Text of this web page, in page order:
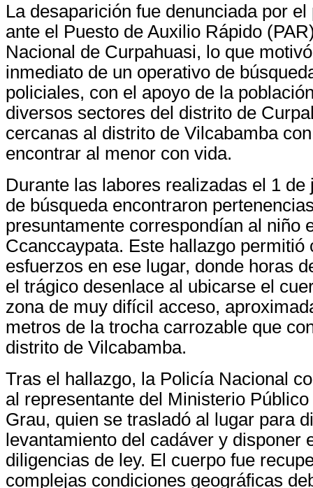
La desaparición fue denunciada por
ante el Puesto de Auxilio Rápido
Nacional de Curpahuasi, lo que
inmediato de un operativo de
policiales, con el apoyo de la
diversos sectores del distrito de
cercanas al distrito de Vilcabamba
encontrar al menor con vida.
Durante las labores realizadas el 1 de
de búsqueda encontraron
presuntamente correspondían al niño
Ccanccaypata. Este hallazgo permitió
esfuerzos en ese lugar, donde horas
el trágico desenlace al ubicarse el
zona de muy difícil acceso,
metros de la trocha carrozable que
distrito de Vilcabamba.
Tras el hallazgo, la Policía Nacional
al representante del Ministerio
Grau, quien se trasladó al lugar para
levantamiento del cadáver y disponer
diligencias de ley. El cuerpo fue
complejas condiciones geográficas